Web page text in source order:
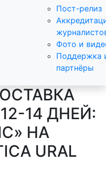
Пост-релиз
Фото и
Поддержка
партнёры
14 ДНЕЙ:
НА
URAL